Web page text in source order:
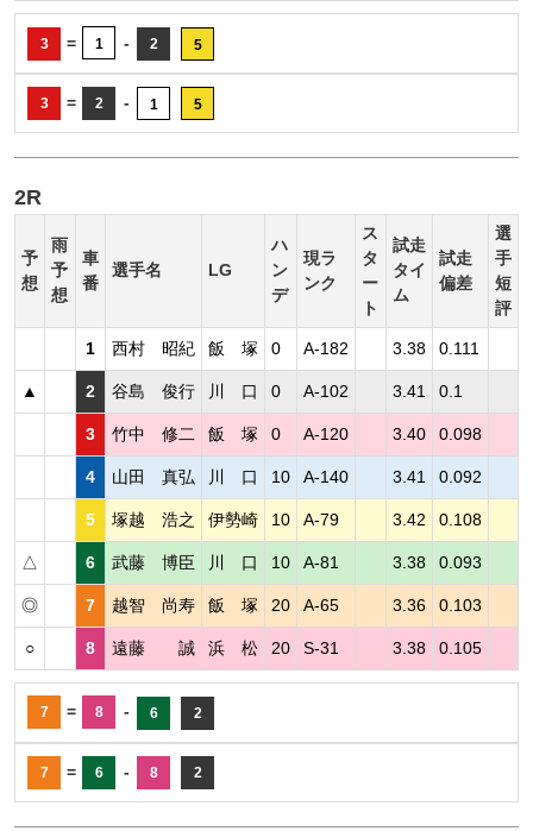
3 = 1 - 2 5
3 = 2 - 1 5
2R
予
想
雨
予
想
車
番
選手名 LG
ハ
ン
デ
現ラ
ンク
ス
タ
ー
ト
試走
タイ
ム
試走
偏差
選
手
短
評
1 西村 昭紀 飯 塚 0 A-182 3.38 0.111
▲ 2 谷島 俊行 川 口 0 A-102 3.41 0.1
3 竹中 修二 飯 塚 0 A-120 3.40 0.098
4 山田 真弘 川 口 10 A-140 3.41 0.092
5 塚越 浩之 伊勢崎 10 A-79 3.42 0.108
△ 6 武藤 博臣 川 口 10 A-81 3.38 0.093
◎ 7 越智 尚寿 飯 塚 20 A-65 3.36 0.103
○ 8 遠藤 誠 浜 松 20 S-31 3.38 0.105
7 = 8 - 6 2
7 = 6 - 8 2